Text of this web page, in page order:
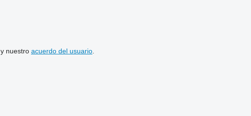
y nuestro acuerdo del usuario.